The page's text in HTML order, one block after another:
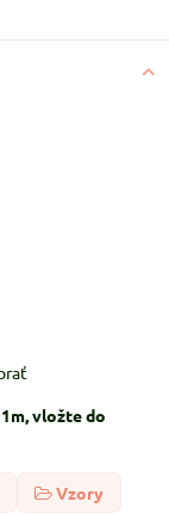
šatky, deky
vložte do
Vzory